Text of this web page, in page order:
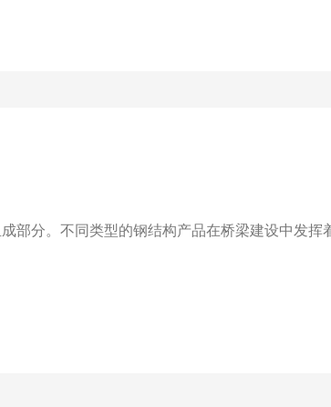
部分。不同类型的钢结构产品在桥梁建设中发